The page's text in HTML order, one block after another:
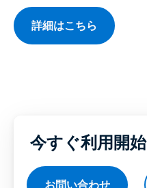
詳細はこちら
今すぐ利用開始